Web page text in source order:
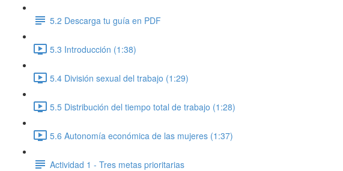
5.2 Descarga tu guía en PDF
5.3 Introducción (1:38)
5.4 División sexual del trabajo (1:29)
5.5 Distribución del tiempo total de trabajo (1:28)
5.6 Autonomía económica de las mujeres (1:37)
Actividad 1 - Tres metas prioritarias